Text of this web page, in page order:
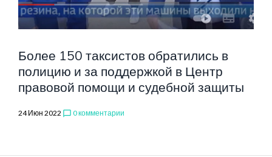
Более 150 таксистов обратились в
полицию и за поддержкой в Центр
правовой помощи и судебной защиты
24 Июн 2022 chat_bubble_outline 0 комментарии